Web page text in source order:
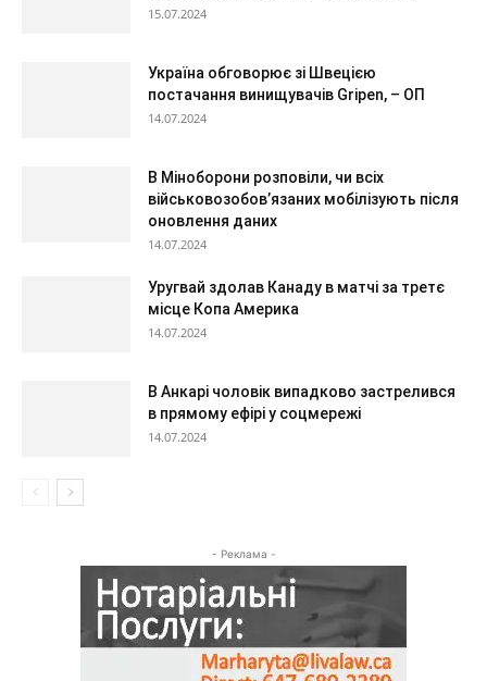
15.07.2024
Україна обговорює зі Швецією
постачання винищувачів Gripen, – ОП
14.07.2024
В Міноборони розповіли, чи всіх
військовозобов’язаних мобілізують після
оновлення даних
14.07.2024
Уругвай здолав Канаду в матчі за третє
місце Копа Америка
14.07.2024
В Анкарі чоловік випадково застрелився
в прямому ефірі у соцмережі
14.07.2024
- Реклама -